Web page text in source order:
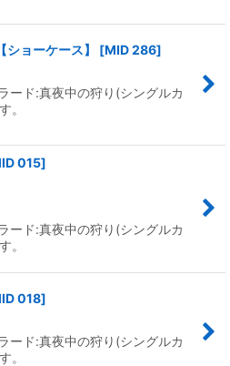
ョーケース】 [MID 286]
ード:真夜中の狩り(シングルカ
。
015]
ード:真夜中の狩り(シングルカ
。
018]
ード:真夜中の狩り(シングルカ
。